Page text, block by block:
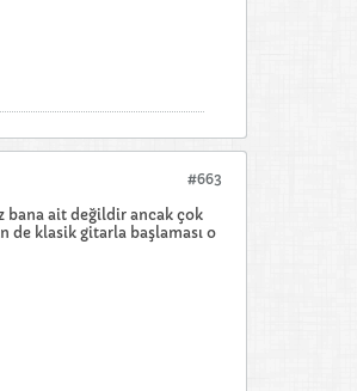
#663
bana ait değildir ancak çok
de klasik gitarla başlaması o